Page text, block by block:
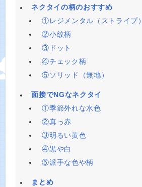
ネクタイの柄のおすすめ
①レジメンタル（ストライプ）
②小紋柄
③ドット
④チェック柄
⑤ソリッド（無地）
面接でNGなネクタイ
①季節外れな水色
②真っ赤
③明るい黄色
④黒や白
⑤派手な色や柄
まとめ